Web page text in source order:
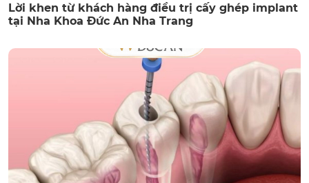
Lời khen từ khách hàng điều trị cấy ghép implant
tại Nha Khoa Đức An Nha Trang